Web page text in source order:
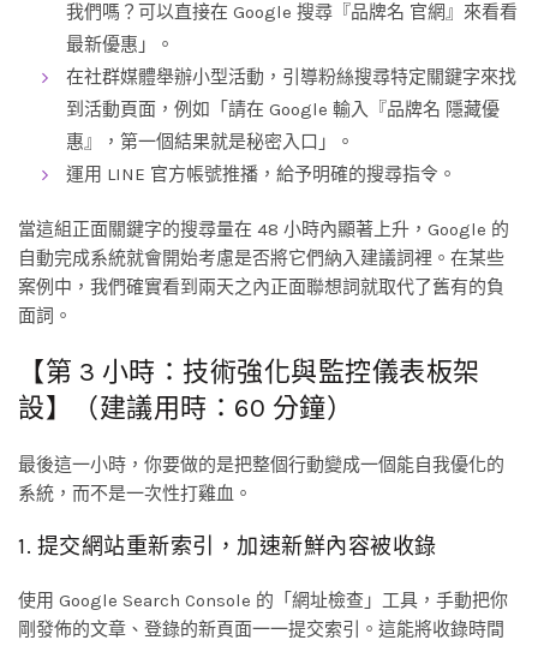
我們嗎？可以直接在 Google 搜尋『品牌名 官網』來看看
最新優惠」。
在社群媒體舉辦小型活動，引導粉絲搜尋特定關鍵字來找
到活動頁面，例如「請在 Google 輸入『品牌名 隱藏優
惠』，第一個結果就是秘密入口」。
運用 LINE 官方帳號推播，給予明確的搜尋指令。
當這組正面關鍵字的搜尋量在 48 小時內顯著上升，Google 的
自動完成系統就會開始考慮是否將它們納入建議詞裡。在某些
案例中，我們確實看到兩天之內正面聯想詞就取代了舊有的負
面詞。
【第 3 小時：技術強化與監控儀表板架
設】（建議用時：60 分鐘）
最後這一小時，你要做的是把整個行動變成一個能自我優化的
系統，而不是一次性打雞血。
1. 提交網站重新索引，加速新鮮內容被收錄
使用 Google Search Console 的「網址檢查」工具，手動把你
剛發佈的文章、登錄的新頁面一一提交索引。這能將收錄時間